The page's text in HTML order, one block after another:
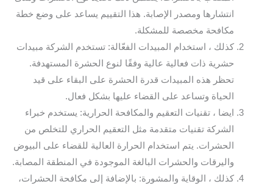
انتشارها ومصدر الإصابة. هذا التقييم يساعد على وضع خطة
مكافحة مخصصة للمشكلة.
كذلك ، استخدام المبيدات الفعّالة: تستخدم الشركة مبيدات
حشرية ذات فعالية عالية وفقًا لنوع الحشرة المستهدفة.
تحظر هذه المبيدات قدرة الحشرة على البقاء على قيد
الحياة وتساعد على القضاء عليها بشكل فعال.
ايضا ، تقنيات التعقيم والمكافحة الحرارية: يستخدم خبراء
الشركة تقنيات متقدمة مثل التعقيم الحراري للتخلص من
الحشرات. يتم استخدام الحرارة العالية للقضاء على البيوض
واليرقات والحشرات البالغة الموجودة في المنطقة المصابة.
كذلك ، الوقاية والمشورة: بالإضافة إلى مكافحة الحشرات،